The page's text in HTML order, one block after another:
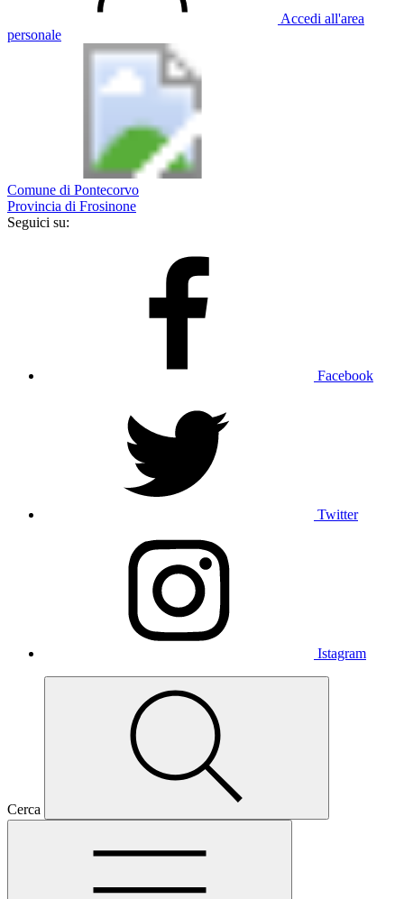
Accedi all'area
personale
Comune di Pontecorvo
Provincia di Frosinone
Seguici su:
Facebook
Twitter
Istagram
Cerca